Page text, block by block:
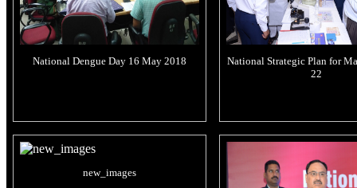
National Dengue Day 16 May 2018
National Strategic Plan for
22
new_images